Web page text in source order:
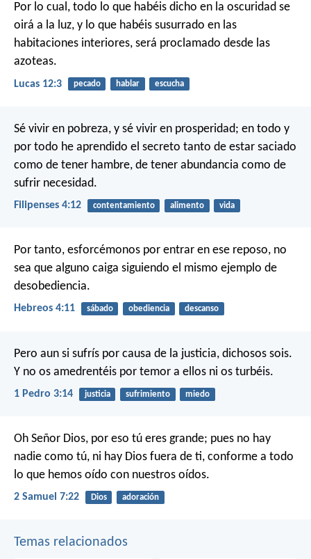
Por lo cual, todo lo que habéis dicho en la oscuridad se
oirá a la luz, y lo que habéis susurrado en las
habitaciones interiores, será proclamado desde las
azoteas.
Lucas 12:3 pecado hablar escucha
Sé vivir en pobreza, y sé vivir en prosperidad; en todo y
por todo he aprendido el secreto tanto de estar saciado
como de tener hambre, de tener abundancia como de
sufrir necesidad.
Filipenses 4:12 contentamiento alimento vida
Por tanto, esforcémonos por entrar en ese reposo, no
sea que alguno caiga siguiendo el mismo ejemplo de
desobediencia.
Hebreos 4:11 sábado obediencia descanso
Pero aun si sufrís por causa de la justicia, dichosos sois.
Y no os amedrentéis por temor a ellos ni os turbéis.
1 Pedro 3:14 justicia sufrimiento miedo
Oh Señor Dios, por eso tú eres grande; pues no hay
nadie como tú, ni hay Dios fuera de ti, conforme a todo
lo que hemos oído con nuestros oídos.
2 Samuel 7:22 Dios adoración
Temas relacionados